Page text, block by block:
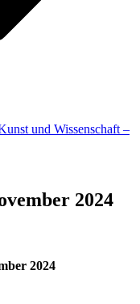
und Wissenschaft –
2024
2024